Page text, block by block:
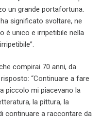
un grande portafortuna.
significato svoltare, ne
è unico e irripetibile nella
compirai 70 anni, da
“Continuare a fare
piccolo mi piacevano la
la pittura, la
continuare a raccontare da